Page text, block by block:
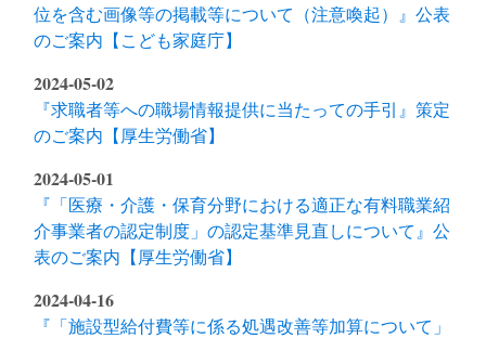
位を含む画像等の掲載等について（注意喚起）』公表
のご案内【こども家庭庁】
2024-05-02
『求職者等への職場情報提供に当たっての手引』策定
のご案内【厚生労働省】
2024-05-01
『「医療・介護・保育分野における適正な有料職業紹
介事業者の認定制度」の認定基準見直しについて』公
表のご案内【厚生労働省】
2024-04-16
『「施設型給付費等に係る処遇改善等加算について」